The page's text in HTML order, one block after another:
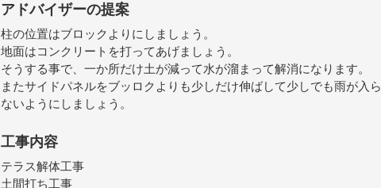
アドバイザーの提案
柱の位置はブロックよりにしましょう。
地面はコンクリートを打ってあげましょう。
そうする事で、一か所だけ土が減って水が溜まって解消になります。
またサイドパネルをブッロクよりも少しだけ伸ばして少しでも雨が入ら
ないようにしましょう。
工事内容
テラス解体工事
土間打ち工事